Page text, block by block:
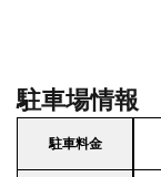
駐車場情報
駐車料金